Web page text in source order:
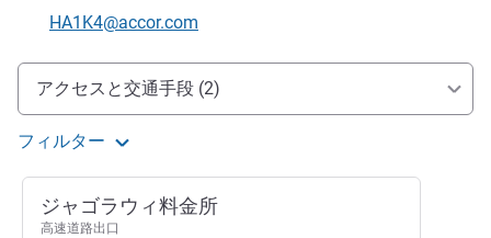
Eメール
HA1K4@accor.com
アクセスと交通機関
アクセスと交通手段 (2)
フィルター
ジャゴラウィ料金所
高速道路出口